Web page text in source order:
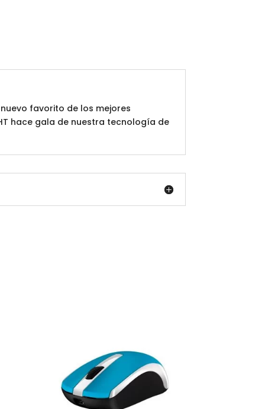
favorito de los mejores
hace gala de nuestra tecnología de